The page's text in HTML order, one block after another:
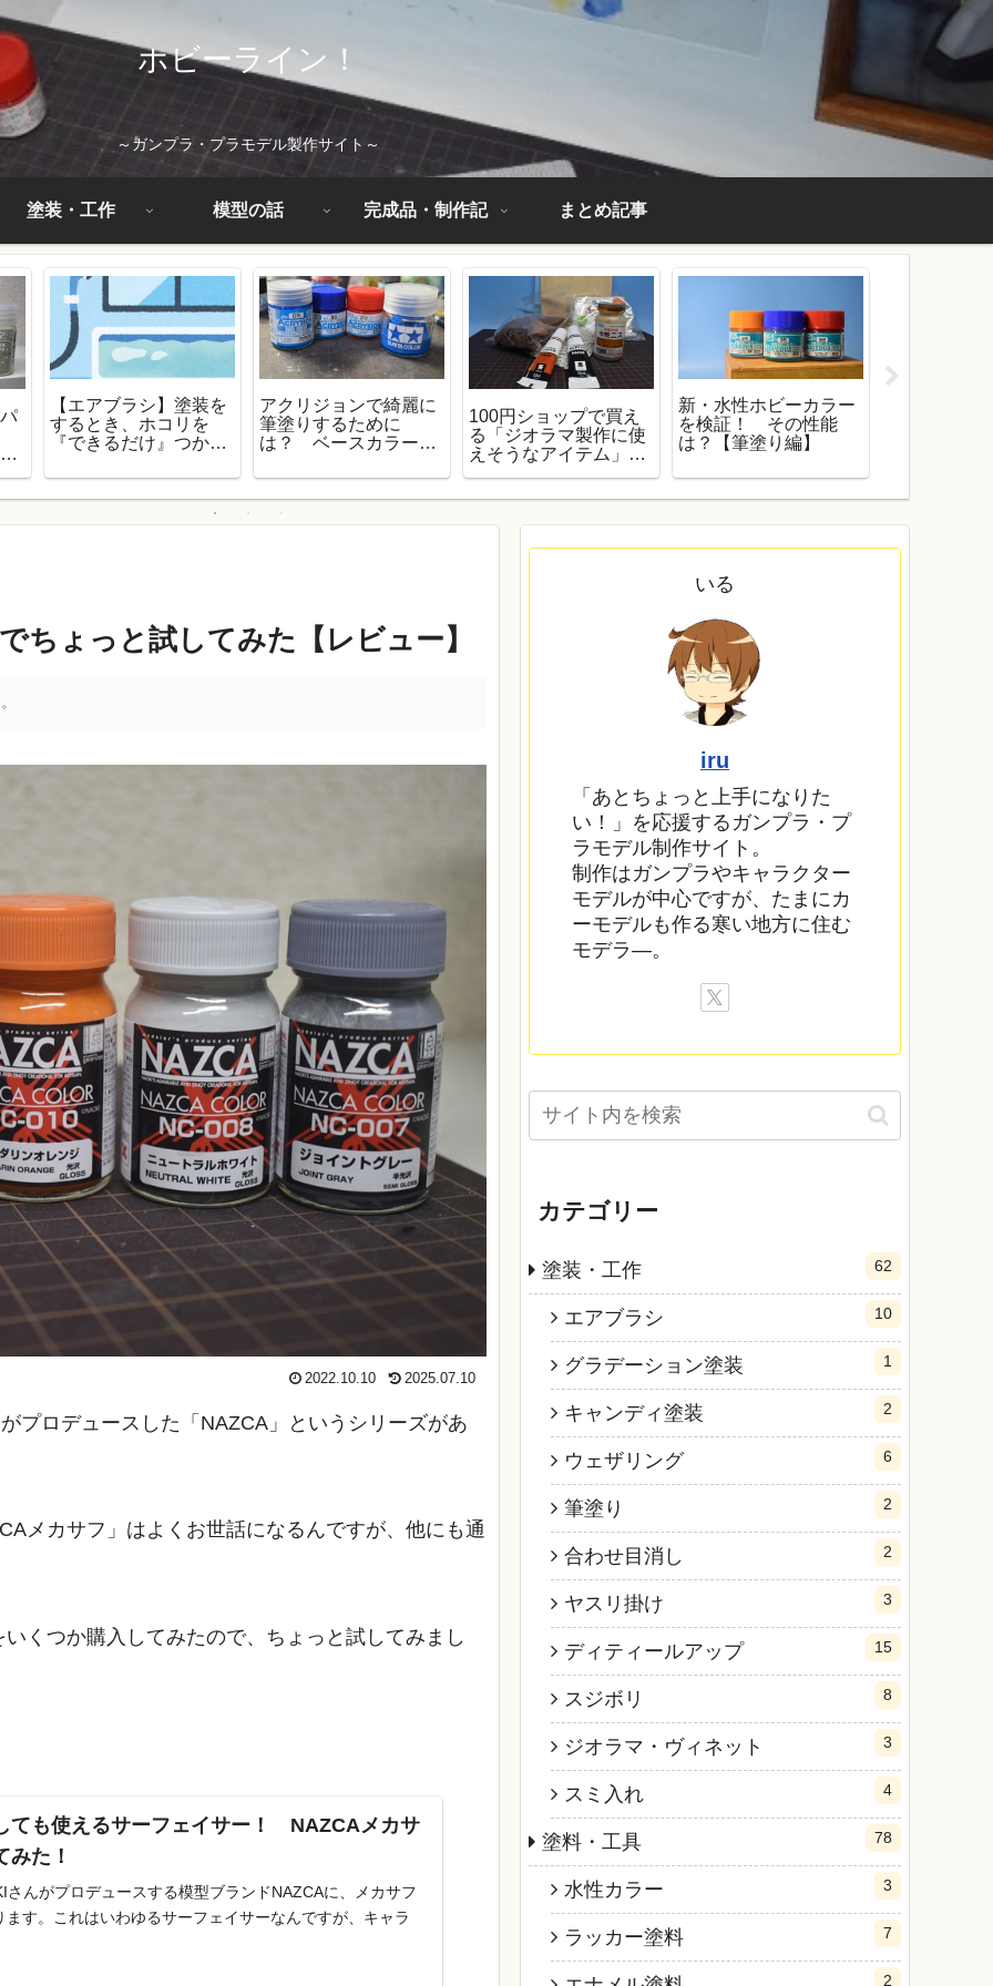
ホビーライン！
～ガンプラ・プラモデル製作サイト～
塗装・工作 模型の話 完成品・制作記 まとめ記事
【エアブラシ】塗装を
するとき、ホコリを
『できるだけ』つかな
アクリジョンで綺麗に
筆塗りするために
は？ ベースカラーを
100円ショップで買え
る「ジオラマ製作に使
えそうなアイテム」を
新・水性ホビーカラー
を検証！ その性能
は？【筆塗り編】
ちょっと試してみた【レビュー】
2022.10.10 2025.07.10
プロデュースした「NAZCA」というシリーズがあ
メカサフ」はよくお世話になるんですが、他にも通
くつか購入してみたので、ちょっと試してみまし
ても使えるサーフェイサー！ NAZCAメカサ
みた！
さんがプロデュースする模型ブランドNAZCAに、メカサフ
す。これはいわゆるサーフェイサーなんですが、キャラ
いる
iru
「あとちょっと上手になりた
い！」を応援するガンプラ・プ
ラモデル制作サイト。
制作はガンプラやキャラクター
モデルが中心ですが、たまにカ
ーモデルも作る寒い地方に住む
モデラ―。
カテゴリー
塗装・工作 62
エアブラシ 10
グラデーション塗装 1
キャンディ塗装 2
ウェザリング 6
筆塗り 2
合わせ目消し 2
ヤスリ掛け 3
ディティールアップ 15
スジボリ 8
ジオラマ・ヴィネット 3
スミ入れ 4
塗料・工具 78
水性カラー 3
ラッカー塗料 7
2